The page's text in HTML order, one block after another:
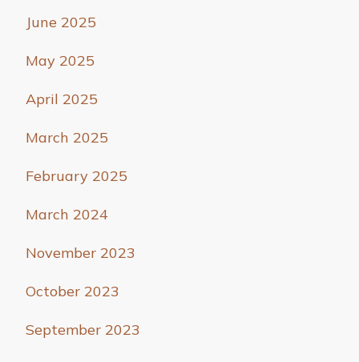
June 2025
May 2025
April 2025
March 2025
February 2025
March 2024
November 2023
October 2023
September 2023